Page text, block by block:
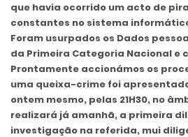
que havia ocorrido um acto de
constantes no sistema informático
Foram usurpados os Dados
da Primeira Categoria Nacional e
Prontamente accionámos os
uma queixa-crime foi
ontem mesmo, pelas 21H30, no
realizará já amanhã, a primeira
investigação na referida, mui